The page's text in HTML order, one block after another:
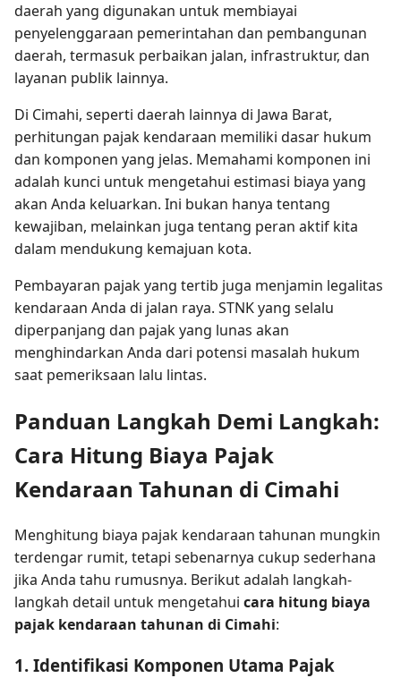
daerah yang digunakan untuk membiayai
penyelenggaraan pemerintahan dan pembangunan
daerah, termasuk perbaikan jalan, infrastruktur, dan
layanan publik lainnya.
Di Cimahi, seperti daerah lainnya di Jawa Barat,
perhitungan pajak kendaraan memiliki dasar hukum
dan komponen yang jelas. Memahami komponen ini
adalah kunci untuk mengetahui estimasi biaya yang
akan Anda keluarkan. Ini bukan hanya tentang
kewajiban, melainkan juga tentang peran aktif kita
dalam mendukung kemajuan kota.
Pembayaran pajak yang tertib juga menjamin legalitas
kendaraan Anda di jalan raya. STNK yang selalu
diperpanjang dan pajak yang lunas akan
menghindarkan Anda dari potensi masalah hukum
saat pemeriksaan lalu lintas.
Panduan Langkah Demi Langkah:
Cara Hitung Biaya Pajak
Kendaraan Tahunan di Cimahi
Menghitung biaya pajak kendaraan tahunan mungkin
terdengar rumit, tetapi sebenarnya cukup sederhana
jika Anda tahu rumusnya. Berikut adalah langkah-
langkah detail untuk mengetahui cara hitung biaya
pajak kendaraan tahunan di Cimahi:
1. Identifikasi Komponen Utama Pajak